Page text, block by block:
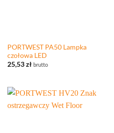
PORTWEST PA50 Lampka
czołowa LED
25,53zł brutto